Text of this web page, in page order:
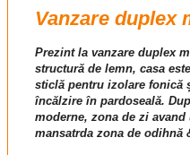
Vanzare duplex
Prezint la vanzare duplex
structură de lemn, casa
sticlă pentru izolare fonică
încălzire în pardoseală.
moderne, zona de zi
mansatrda zona de